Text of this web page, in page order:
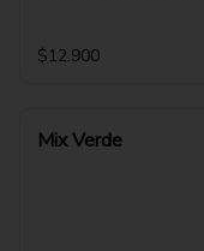
$12.900
Mix Verde